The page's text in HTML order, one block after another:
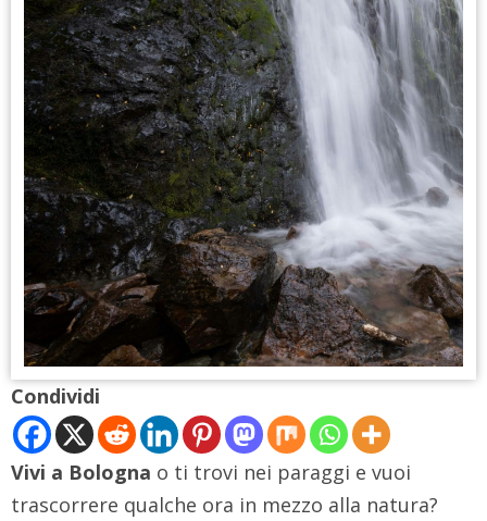
Condividi
Vivi a Bologna o ti trovi nei paraggi e vuoi
trascorrere qualche ora in mezzo alla natura?